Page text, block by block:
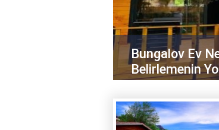
Bungalov Ev
Belirlemenin